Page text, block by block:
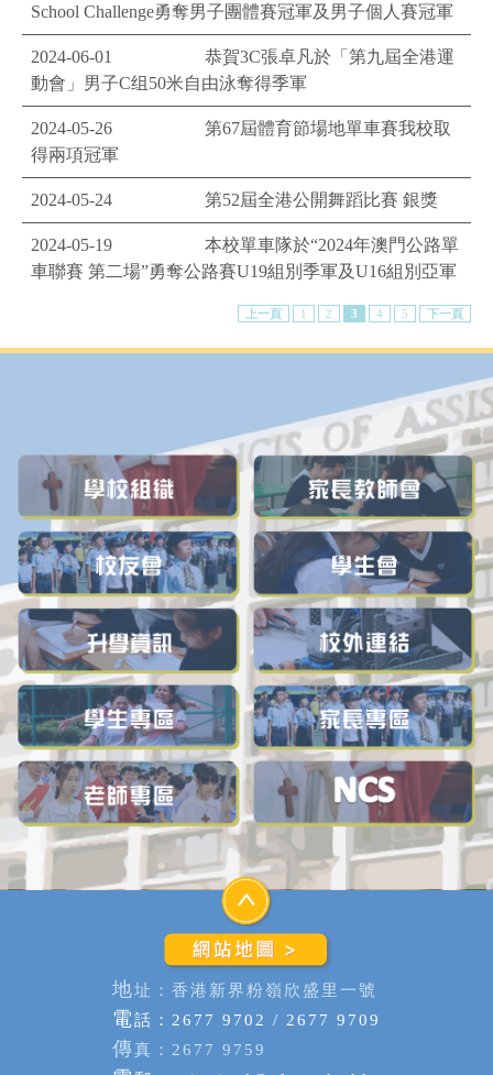
School Challenge勇奪男子團體賽冠軍及男子個人賽冠軍
2024-06-01
恭賀3C張卓凡於「第九屆全港運
動會」男子C组50米自由泳奪得季軍
2024-05-26
第67屆體育節場地單車賽我校取
得兩項冠軍
2024-05-24 第52屆全港公開舞蹈比賽 銀獎
2024-05-19
本校單車隊於“2024年澳門公路單
車聯賽 第二場”勇奪公路賽U19組別季軍及U16組別亞軍
上一頁 1 2 3 4 5 下一頁
地址：香港新界粉嶺欣盛里一號
電話：2677 9702 / 2677 9709
傳真：2677 9759